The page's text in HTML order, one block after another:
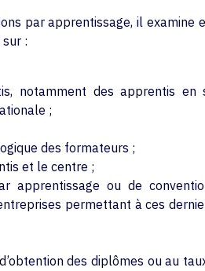
par apprentissage, il examine
:
notamment des apprentis en
;
des formateurs ;
et le centre ;
apprentissage ou de
permettant à ces
des diplômes ou au